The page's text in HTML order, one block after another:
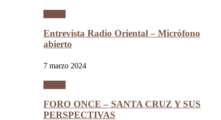
Entrevista Radio Oriental – Micrófono
abierto
7 marzo 2024
FORO ONCE – SANTA CRUZ Y SUS
PERSPECTIVAS